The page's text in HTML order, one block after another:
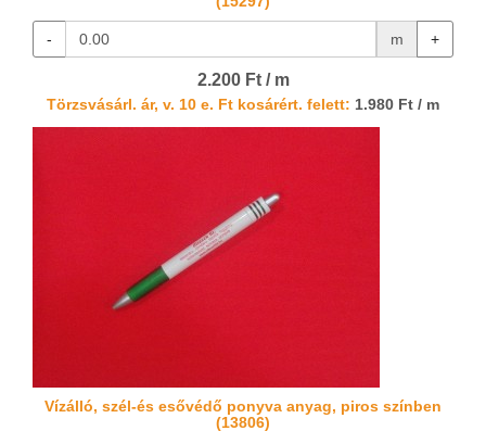
- m +
2.200 Ft / m
Törzsvásárl. ár, v. 10 e. Ft kosárért. felett: 1.980 Ft / m
Vízálló, szél-és esővédő ponyva anyag, piros színben
(13806)